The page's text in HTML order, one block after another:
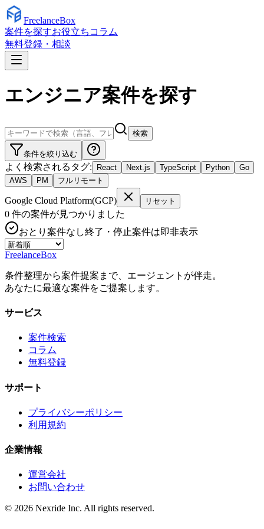
FreelanceBox
案件を探すお役立ちコラム
無料登録・相談
エンジニア案件を探す
検索
条件を絞り込む
よく検索されるタグ: React Next.js TypeScript Python
Go
AWS
PM フルリモート
Google Cloud Platform(GCP) リセット
0 件の案件が見つかりました
おとり案件なし終了・停止案件は即非表示
FreelanceBox
条件整理から案件提案まで、エージェントが伴走。
あなたに最適な案件をご提案します。
サービス
案件検索
コラム
無料登録
サポート
プライバシーポリシー
利用規約
企業情報
運営会社
お問い合わせ
© 2026 Nexride Inc. All rights reserved.